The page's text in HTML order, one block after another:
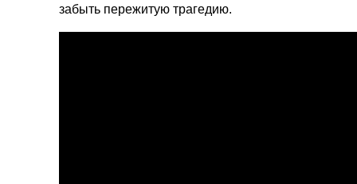
забыть пережитую трагедию.